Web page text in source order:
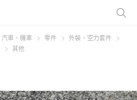
汽車、機車 零件
外裝、空力套件
其他